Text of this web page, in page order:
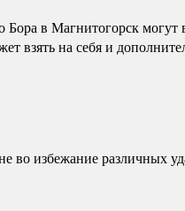
Бора в Магнитогорск
взять на себя и
во избежание различных